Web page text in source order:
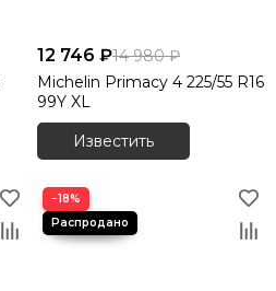
12 746 ₽14 980 ₽
Michelin Primacy 4 225/55 R16
99Y XL
Известить
−18%